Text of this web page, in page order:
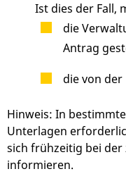
Ist dies der Fall,
die
Antrag
die von
Hinweis: In
Unterlagen
sich frühzeitig bei
informieren.